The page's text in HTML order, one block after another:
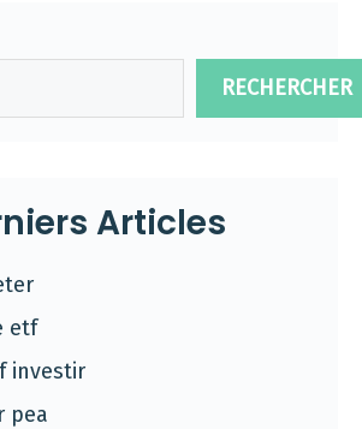
RECHERCHER
Articles
etf
investir
pea